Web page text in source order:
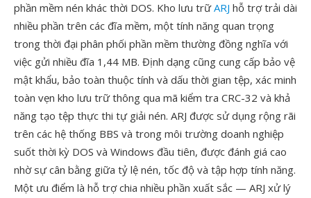
phần mềm nén khác thời DOS. Kho lưu trữARJ hỗ trợ trải dài
nhiều phần trên các đĩa mềm, một tính năng quan trọng
trong thời đại phân phối phần mềm thường đồng nghĩa với
việc gửi nhiều đĩa 1,44 MB. Định dạng cũng cung cấp bảo vệ
mật khẩu, bảo toàn thuộc tính và dấu thời gian tệp, xác minh
toàn vẹn kho lưu trữ thông qua mã kiểm tra CRC-32 và khả
năng tạo tệp thực thi tự giải nén. ARJ được sử dụng rộng rãi
trên các hệ thống BBS và trong môi trường doanh nghiệp
suốt thời kỳ DOS và Windows đầu tiên, được đánh giá cao
nhờ sự cân bằng giữa tỷ lệ nén, tốc độ và tập hợp tính năng.
Một ưu điểm là hỗ trợ chia nhiều phần xuất sắc — ARJ xử lý